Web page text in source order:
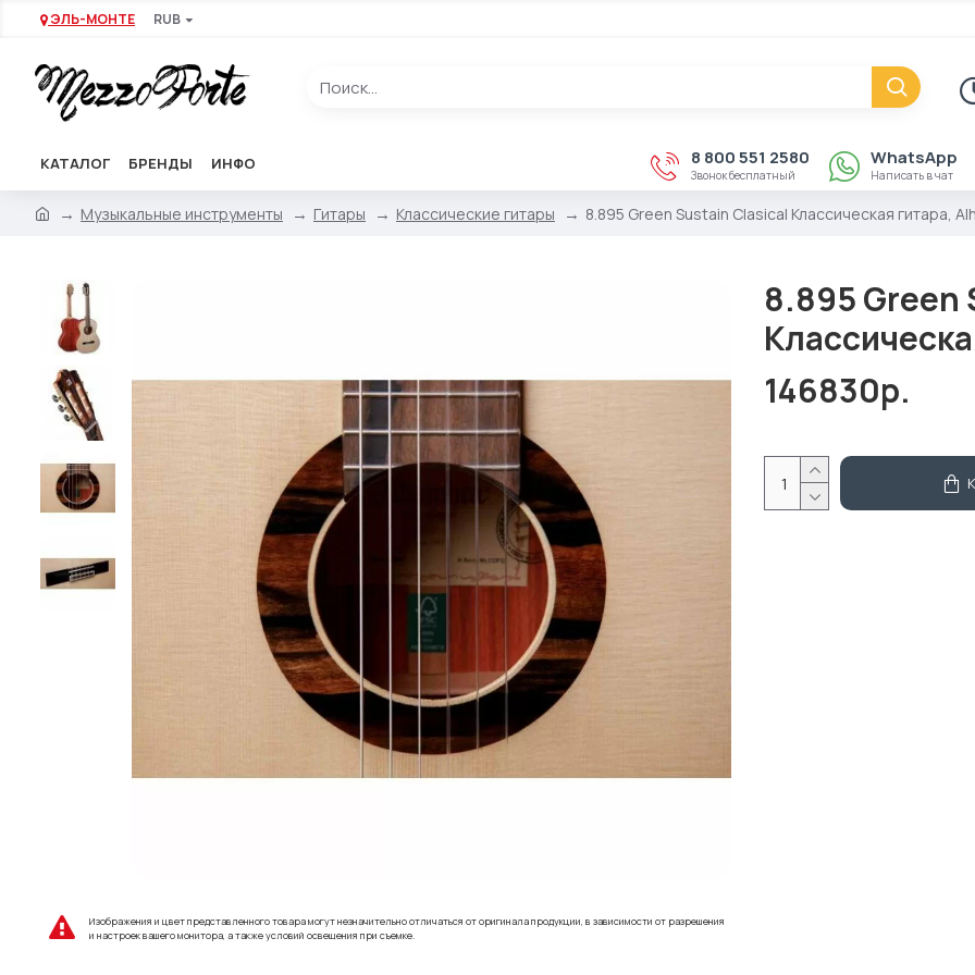
ЭЛЬ-МОНТЕ RUB
КАТАЛОГ БРЕНДЫ ИНФО 8 800 551 2580
Звонок бесплатный
WhatsApp
Написать в чат
Музыкальные инструменты Гитары Классические гитары 8.895 Green Sustain Clasical Классическая гитара,
Изображения и цвет представленного товара могут незначительно отличаться от оригинала продукции, в зависимости от разрешения
и настроек вашего монитора, а также условий освещения при съемке.
8.895 Green
146830р.